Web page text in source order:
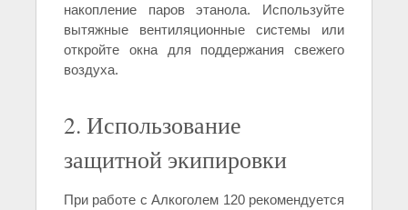
накопление паров этанола. Используйте
вытяжные вентиляционные системы или
откройте окна для поддержания свежего
воздуха.
2. Использование
защитной экипировки
При работе с Алкоголем 120 рекомендуется